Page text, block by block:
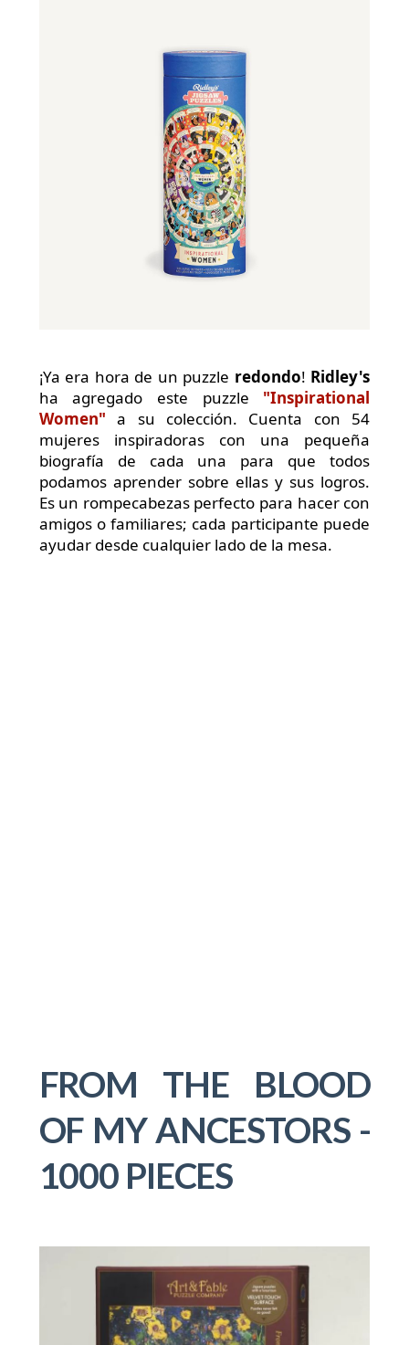
¡Ya era hora de un puzzle redondo! Ridley's
ha agregado este puzzle "Inspirational
Women" a su colección. Cuenta con 54
mujeres inspiradoras con una pequeña
biografía de cada una para que todos
podamos aprender sobre ellas y sus logros.
Es un rompecabezas perfecto para hacer con
amigos o familiares; cada participante puede
ayudar desde cualquier lado de la mesa.
FROM THE BLOOD
OF MY ANCESTORS -
1000 PIECES